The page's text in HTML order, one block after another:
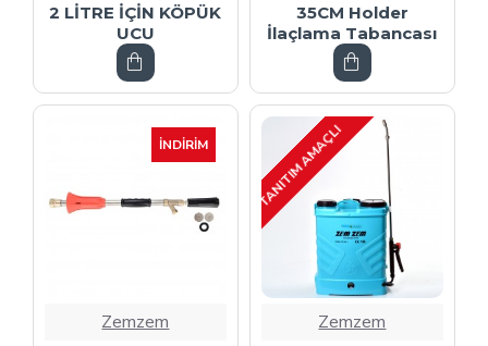
2 LİTRE İÇİN KÖPÜK
UCU
35CM Holder
İlaçlama Tabancası
İNDIRIM
Zemzem
TANITIM AMAÇLI
Zemzem